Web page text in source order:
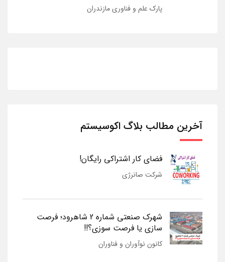
پارک علم و فناوری مازندران
آخرین مطالب بلاگ اکوسیستم
فضای کار اشتراکی رایگان!
شرکت صانرژی
شهرک صنعتی شماره 2 شاهرود؛ فرصت
سازی یا فرصت سوزی؟!!
کانون نوآوران و فناوران